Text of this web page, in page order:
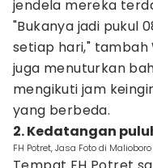
jendela mereka
"Bukanya jadi pukul
setiap hari," tambah
juga menuturkan
mengikuti jam
yang berbeda.
2. Kedatangan
FH Potret, Jasa Foto di